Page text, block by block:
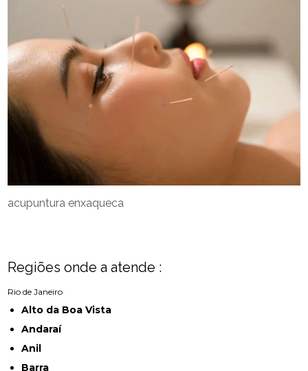
acupuntura enxaqueca
Regiões onde a atende :
Rio de Janeiro
Alto da Boa Vista
Andaraí
Anil
Barra